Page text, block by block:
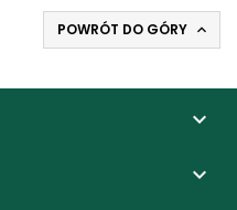
POWRÓT DO GÓRY 

